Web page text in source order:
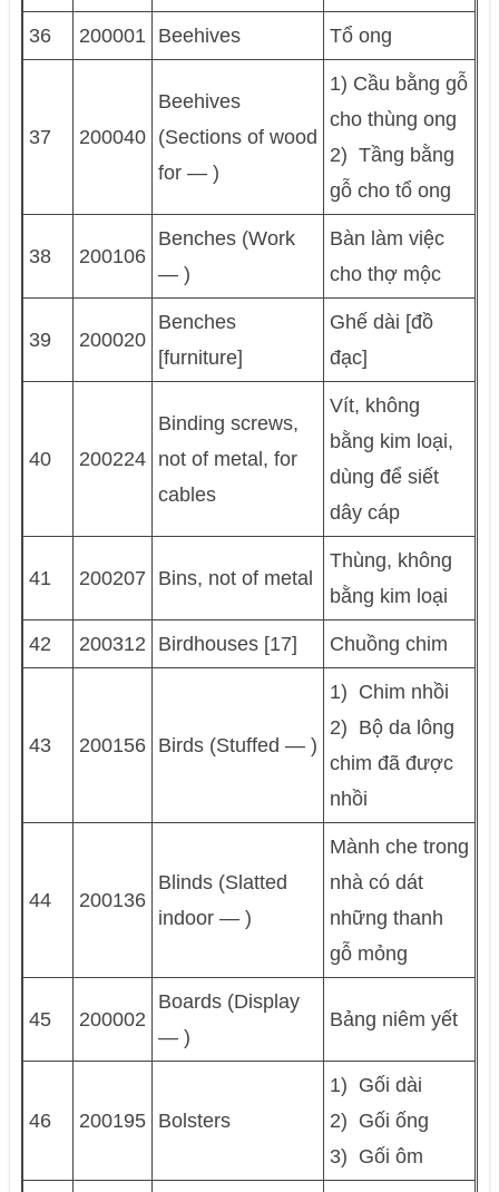
36 200001 Beehives Tổ ong
37 200040
Beehives
(Sections of wood
for — )
1) Cầu bằng gỗ
cho thùng ong
2) Tầng bằng
gỗ cho tổ ong
38 200106
Benches (Work
— )
Bàn làm việc
cho thợ mộc
39 200020
Benches
[furniture]
Ghế dài [đồ
đạc]
40 200224
Binding screws,
not of metal, for
cables
Vít, không
bằng kim loại,
dùng để siết
dây cáp
41 200207 Bins, not of metal
Thùng, không
bằng kim loại
42 200312 Birdhouses [17] Chuồng chim
43 200156 Birds (Stuffed — )
1) Chim nhồi
2) Bộ da lông
chim đã được
nhồi
44 200136
Blinds (Slatted
indoor — )
Mành che trong
nhà có dát
những thanh
gỗ mỏng
45 200002
Boards (Display
— )
Bảng niêm yết
46 200195 Bolsters
1) Gối dài
2) Gối ống
3) Gối ôm